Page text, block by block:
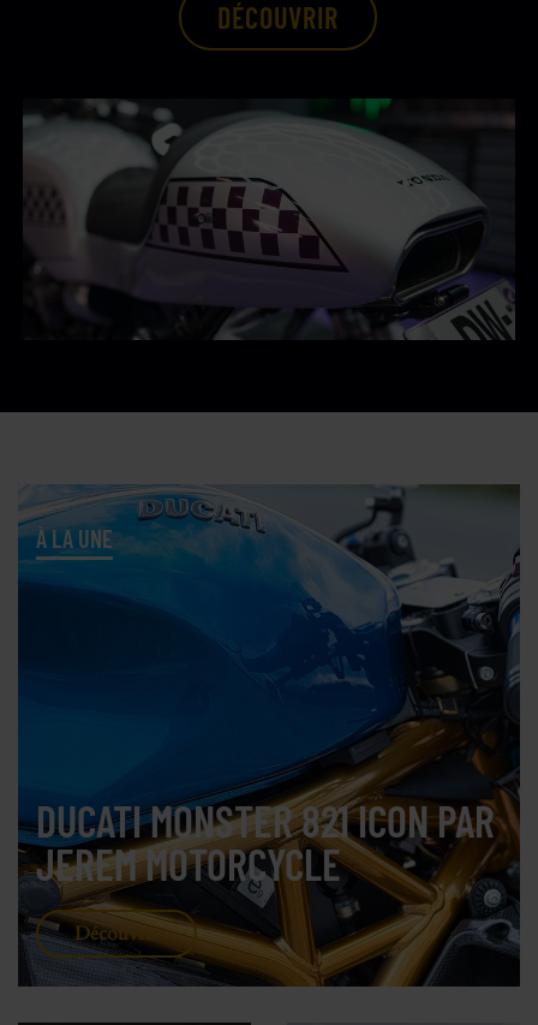
DÉCOUVRIR
À LA UNE
DUCATI MONSTER 821 ICON PAR
JEREM MOTORCYCLE
Découvrir